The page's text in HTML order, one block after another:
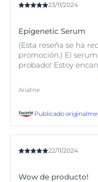
23/11/2024
Epigenetic Serum
(Esta reseña se ha
promoción.) El
probado! Estoy
Ariatne
Publicado
22/11/2024
Wow de producto!